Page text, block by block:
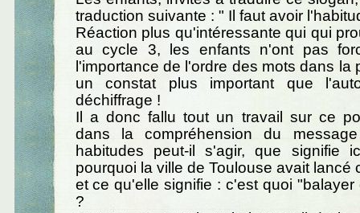
traduction suivante : " Il faut avoir
Réaction plus qu'intéressante qui qui
au cycle 3, les enfants n'ont pas
l'importance de l'ordre des mots dans la
un constat plus important que
déchiffrage !
Il a donc fallu tout un travail sur ce
dans la compréhension du
habitudes peut-il s'agir, que signifie
pourquoi la ville de Toulouse avait lancé
et ce qu'elle signifie : c'est quoi "balayer
?